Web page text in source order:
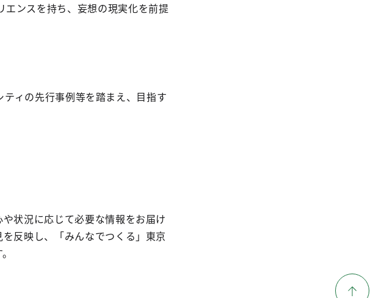
ンスを持ち、妄想の現実化を前提
ィの先行事例等を踏まえ、目指す
状況に応じて必要な情報をお届け
反映し、「みんなでつくる」東京